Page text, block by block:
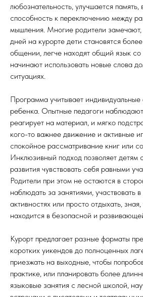
любознательность, улучшается
способность к переключению между
мышления. Многие родители замечают,
дней на курорте дети становятся
общении, легче находят общий язык
начинают использовать новые слова
ситуациях.
Программа учитывает
ребенка. Опытные педагоги
реагирует на материал, и мягко
кого-то важнее движение и активные
спокойное рассматривание книг или
Инклюзивный подход позволяет детям
развития чувствовать себя равными
Родители при этом не остаются в
наблюдать за занятиями, участвовать
активностях или просто отдыхать,
находится в безопасной и
Курорт предлагает разные форматы
коротких уикендов до полноценных
приезжать на выходные, чтобы
практике, или планировать более
языковые занятия с лесной школой,